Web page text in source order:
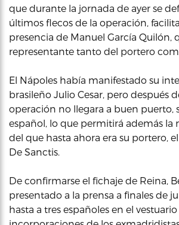
que durante la jornada de ayer se
últimos flecos de la operación,
presencia de Manuel García Quilón,
representante tanto del portero
El Nápoles había manifestado su
brasileño Julio Cesar, pero después
operación no llegara a buen puerto,
español, lo que permitirá además la
del que hasta ahora era su portero,
De Sanctis.
De confirmarse el fichaje de Reina,
presentado a la prensa a finales de
hasta a tres españoles en el vestuario